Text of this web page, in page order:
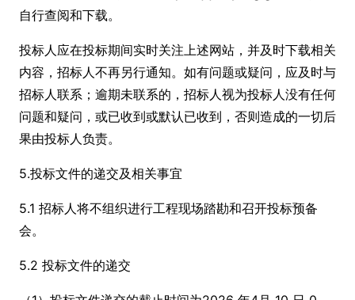
自行查阅和下载。
投标人应在投标期间实时关注上述网站，并及时下载相关
内容，招标人不再另行通知。如有问题或疑问，应及时与
招标人联系；逾期未联系的，招标人视为投标人没有任何
问题和疑问，或已收到或默认已收到，否则造成的一切后
果由投标人负责。
5.投标文件的递交及相关事宜
5.1 招标人将不组织进行工程现场踏勘和召开投标预备
会。
5.2 投标文件的递交